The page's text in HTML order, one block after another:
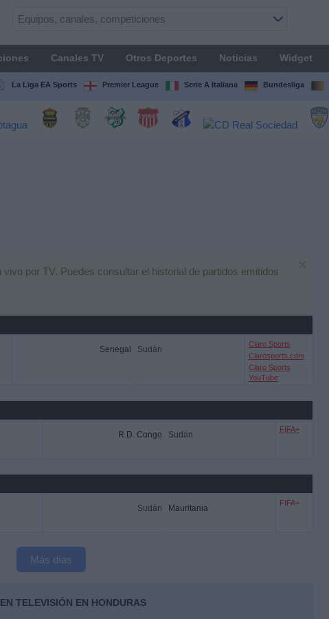
Canales TV Otros Deportes Noticias Widget
La Liga EA Sports Premier League Serie A Italiana Bundesliga
por TV. Puedes consultar el historial de partidos emitidos
Senegal Sudán
Claro Sports
Clarosports.com
Claro Sports
YouTube
R.D. Congo Sudán
FIFA+
Sudán Mauritania
FIFA+
Más días
TELEVISIÓN EN HONDURAS